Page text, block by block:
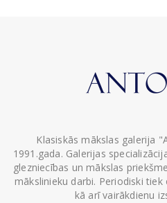
Klasiskās mākslas galerija
1991.gada. Galerijas
glezniecības un mākslas
mākslinieku darbi. Periodiski
kā arī vairākdienu